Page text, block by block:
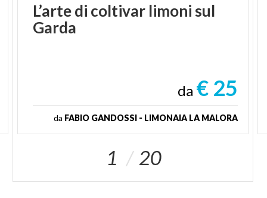
L’artedi coltivar limoni sul
Garda
da € 25
da FABIO GANDOSSI - LIMONAIA LA MALORA
1 20